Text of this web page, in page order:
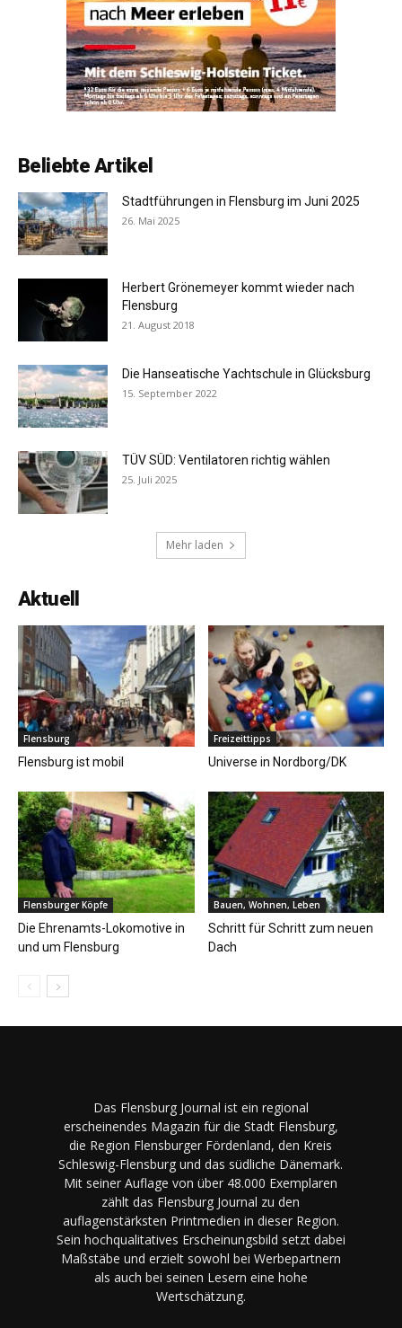
Beliebte Artikel
Stadtführungen in Flensburg im Juni 2025
26. Mai 2025
Herbert Grönemeyer kommt wieder nach
Flensburg
21. August 2018
Die Hanseatische Yachtschule in Glücksburg
15. September 2022
TÜV SÜD: Ventilatoren richtig wählen
25. Juli 2025
Mehr laden
Aktuell
Flensburg
Flensburg ist mobil
Freizeittipps
Universe in Nordborg/DK
Flensburger Köpfe
Die Ehrenamts-Lokomotive in
und um Flensburg
Bauen, Wohnen, Leben
Schritt für Schritt zum neuen
Dach
Das Flensburg Journal ist ein regional
erscheinendes Magazin für die Stadt Flensburg,
die Region Flensburger Fördenland, den Kreis
Schleswig-Flensburg und das südliche Dänemark.
Mit seiner Auflage von über 48.000 Exemplaren
zählt das Flensburg Journal zu den
auflagenstärksten Printmedien in dieser Region.
Sein hochqualitatives Erscheinungsbild setzt dabei
Maßstäbe und erzielt sowohl bei Werbepartnern
als auch bei seinen Lesern eine hohe
Wertschätzung.